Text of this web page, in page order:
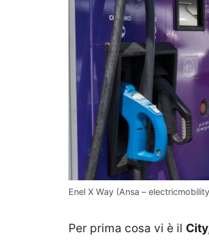
Enel X Way (Ansa –
Per prima cosa vi è il